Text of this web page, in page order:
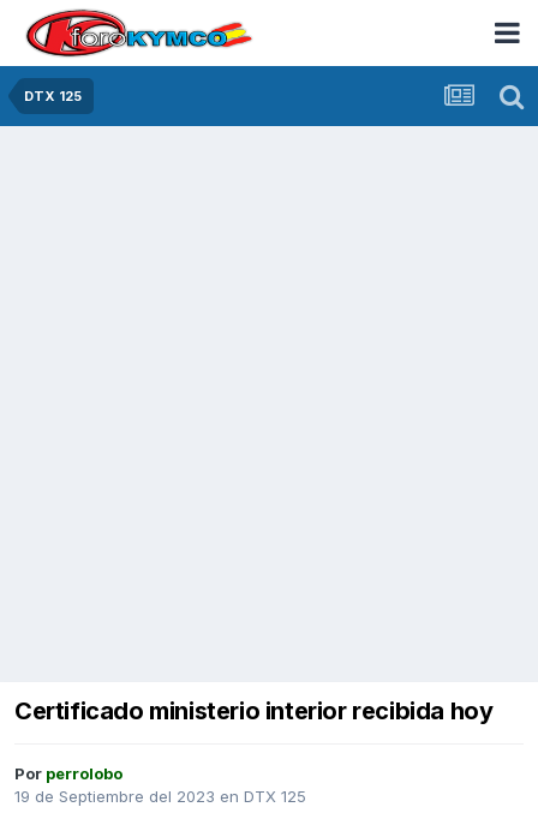
DTX 125
Certificado ministerio interior recibida hoy
Por perrolobo
19 de Septiembre del 2023 en DTX 125